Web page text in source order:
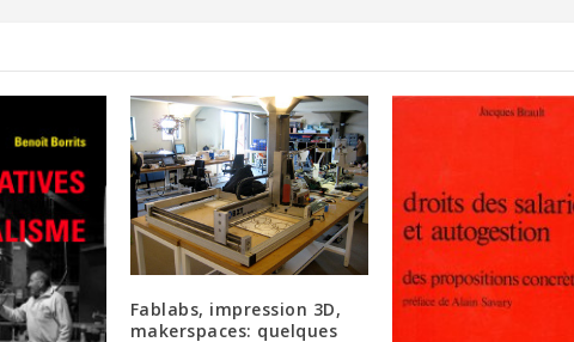
Fablabs, impression 3D,
makerspaces: quelques